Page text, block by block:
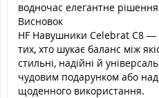
водночас елегантне
Висновок
HF Навушники Celebrat C8
тих, хто шукає баланс між
стильні, надійні й
чудовим подарунком або
щоденного використання.